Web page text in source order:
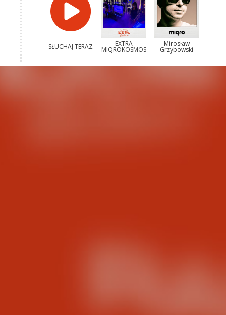
SŁUCHAJ TERAZ EXTRA
MIQROKOSMOS
Mirosław
Grzybowski